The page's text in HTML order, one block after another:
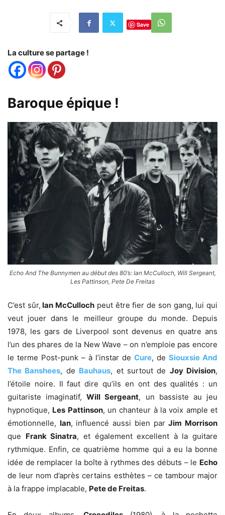
Save
La culture se partage !
Baroque épique !
Echo And The Bunnymen au début des 80’s: Ian McCulloch, Will Sergeant,
Les Pattinson, Pete De Freitas
C’est sûr, Ian McCulloch peut être fier de son gang, lui qui
veut jouer dans le meilleur groupe du monde. Depuis
1978, les gars de Liverpool sont devenus en quatre ans
l’un des phares de la New Wave – on n’emploie pas encore
le terme Post-punk – à l’instar de Cure, de Siouxsie And
The Banshees, de Bauhaus, et surtout de Joy Division,
l’étoile noire. Il faut dire qu’ils en ont des qualités : un
guitariste imaginatif,Will Sergeant, un bassiste au jeu
hypnotique, Les Pattinson, un chanteur à la voix ample et
émotionnelle, Ian, influencé aussi bien parJim Morrison
que Frank Sinatra, et également excellent à la guitare
rythmique. Enfin, ce quatrième homme qui a eu la bonne
idée de remplacer la boîte à rythmes des débuts – le Echo
de leur nom d’après certains esthètes – ce tambour major
à la frappe implacable, Pete de Freitas.